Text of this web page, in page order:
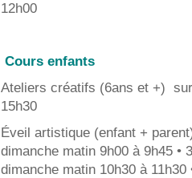
12h00
Cours enfants
Ateliers créatifs (6ans et +)
15h30
Éveil artistique (enfant +
dimanche matin 9h00 à 9h45 •
dimanche matin 10h30 à 11h30